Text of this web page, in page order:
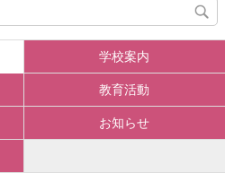
学校案内
教育活動
お知らせ